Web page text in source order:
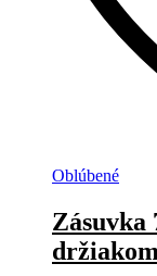
Oblúbené
Zásuvka